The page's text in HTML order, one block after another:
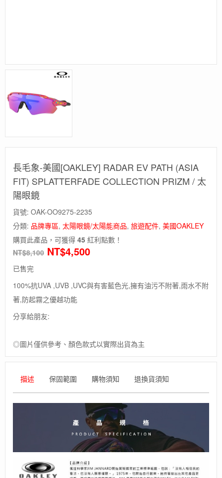
長毛象-美國[OAKLEY] RADAR EV PATH (ASIA
FIT) SPLATTERFADE COLLECTION PRIZM / 太
陽眼鏡
貨號: OAK-OO9275-2235
分類: 品牌專區, 太陽眼鏡/太陽能商品, 旅遊配件, 美國OAKLEY
購買此產品，可獲得 45 紅利點數！
NT$8,100 NT$4,500
已售完
100%抗UVA ,UVB ,UVC與有害藍色光,擁有油污不附著,雨水不附
著,防起霧之優越功能
分享給朋友:
◎圖片僅供參考、顏色款式以實際出貨為主
描述 保固範圍 購物須知 退換貨須知